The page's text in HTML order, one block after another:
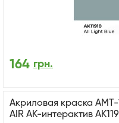
164 грн.
Акриловая краска
AIR АК-интерактив